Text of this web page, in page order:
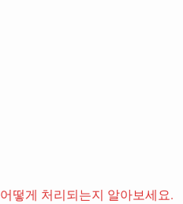
떻게 처리되는지 알아보세요.